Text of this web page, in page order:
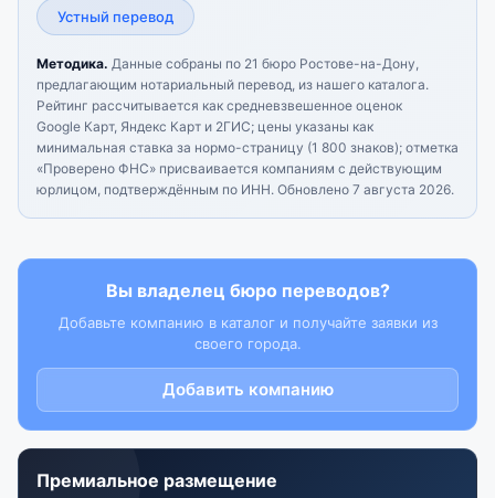
Устный перевод
Методика. Данные собраны по 21 бюро Ростове-на-Дону,
предлагающим нотариальный перевод, из нашего каталога.
Рейтинг рассчитывается как средневзвешенное оценок
Google Карт, Яндекс Карт и 2ГИС; цены указаны как
минимальная ставка за нормо-страницу (1 800 знаков); отметка
«Проверено ФНС» присваивается компаниям с действующим
юрлицом, подтверждённым по ИНН. Обновлено 7 августа 2026.
Вы владелец бюро переводов?
Добавьте компанию в каталог и получайте заявки из
своего города.
Добавить компанию
Премиальное размещение